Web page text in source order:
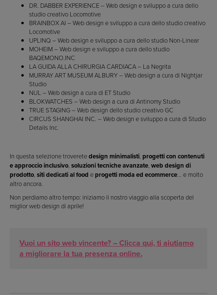
DR. DABBER EXPERIENCE – Web design e sviluppo a cura dello
studio creativo Locomotive
BRAINBOX AI – Web design e sviluppo a cura dello studio creativo
Locomotive
UPLINQ – Web design e sviluppo a cura dello studio Non-Linear
MOHEIM – Web design e sviluppo a cura dello studio
BAQEMONO.INC
LA GUIDA ALLA CHIRURGIA CARDIACA – La Negrita
MURRAY ART MUSEUM ALBURY – Web design a cura di Nightjar
Studio
NUL – Web design a cura di ET Studio
BLOKWATCHES – Web design a cura di Antinomy Studio
TRUE STAGING – Web design dello studio creativo GC
CIRCUS SHANGHAI INC. – Web design e sviluppo a cura di Studio
Details Inc.
In questa selezione troveretedesign minimalisti, progetti con contenuti
e approccio inclusivo, soluzioni tecniche avanzate, web design di
prodotto, siti dedicati al food e progetti moda ed ecommerce… e molto
altro ancora.
Non perdiamo altro tempo: iniziamo il nostro viaggio alla scoperta del
miglior web design di aprile!
Vuoi un sito web vincente? – Clicca qui, ti aiutiamo
a migliorare la tua presenza online.